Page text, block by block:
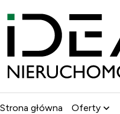
Strona główna Oferty